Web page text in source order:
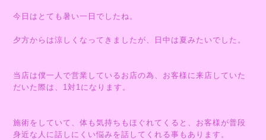
今日はとても暑い一日でしたね。
夕方からは涼しくなってきましたが、日中は夏みたいでした。
当店は僕一人で営業しているお店の為、お客様に来店していた
だいた際は、1対1になります。
施術をしていて、体も気持ちもほぐれてくると、お客様が普段
身近な人に話しにくい悩みを話してくれる事もあります。